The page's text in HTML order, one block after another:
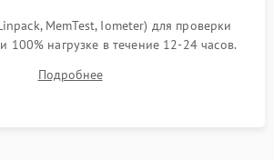
MemTest, Iometer) для проверки
100% нагрузке в течение 12-24 часов.
режимов, проверка отсутствия
и подготовка сервера к выдаче.
Подробнее